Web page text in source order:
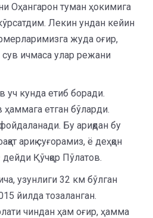
Оҳангарон туман ҳокимига
Лекин ундан кейин
жуда оғир,
ичмаса улар режани
уч кунда етиб боради.
ҳаммага етган бўларди.
Бу ариқдан бу
ариқ суғорамиз, ё деҳқон
Қўчқор Пўлатов.
узунлиги 32 км бўлган
йилда тозаланган.
чиндан ҳам оғир, ҳамма